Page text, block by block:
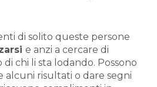
di solito queste persone
e anzi a cercare di
chi li sta lodando. Possono
alcuni risultati o dare segni